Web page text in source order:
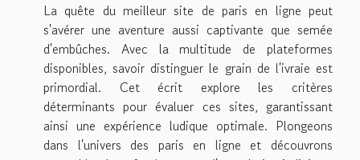
La quête du meilleur site de paris en ligne peut
s'avérer une aventure aussi captivante que semée
d'embûches. Avec la multitude de plateformes
disponibles, savoir distinguer le grain de l'ivraie est
primordial. Cet écrit explore les critères
déterminants pour évaluer ces sites, garantissant
ainsi une expérience ludique optimale. Plongeons
dans l'univers des paris en ligne et découvrons